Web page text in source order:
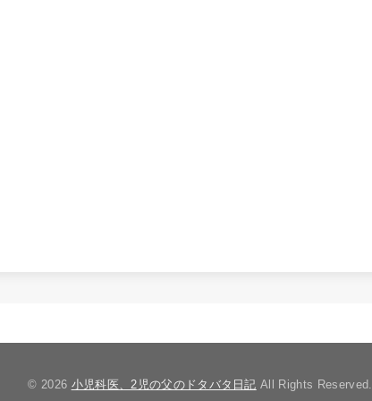
© 2026 小児科医、2児の父のドタバタ日記 All Rights Reserved.